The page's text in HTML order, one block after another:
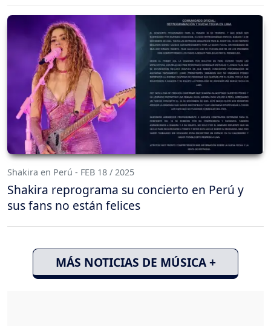
Shakira en Perú - FEB 18 / 2025
Shakira reprograma su concierto en Perú y
sus fans no están felices
MÁS NOTICIAS DE MÚSICA +